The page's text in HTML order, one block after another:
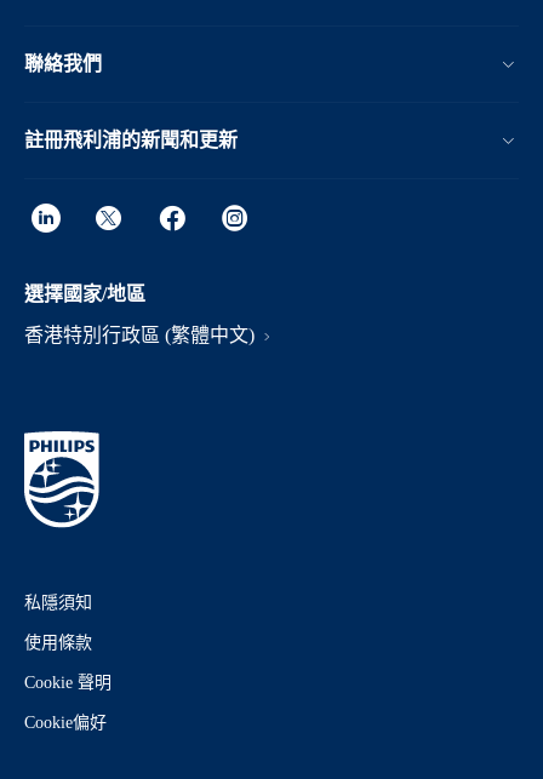
聯絡我們
註冊飛利浦的新聞和更新
選擇國家/地區
香港特別行政區 (繁體中文)
私隱須知
使用條款
Cookie 聲明
Cookie偏好